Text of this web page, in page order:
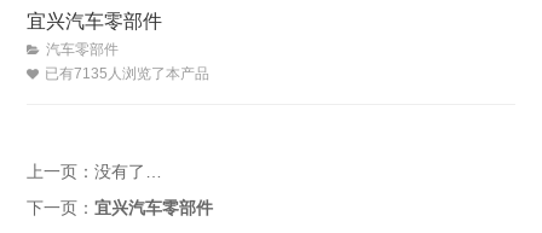
宜兴汽车零部件
汽车零部件
已有7135人浏览了本产品
上一页：没有了…
下一页：宜兴汽车零部件